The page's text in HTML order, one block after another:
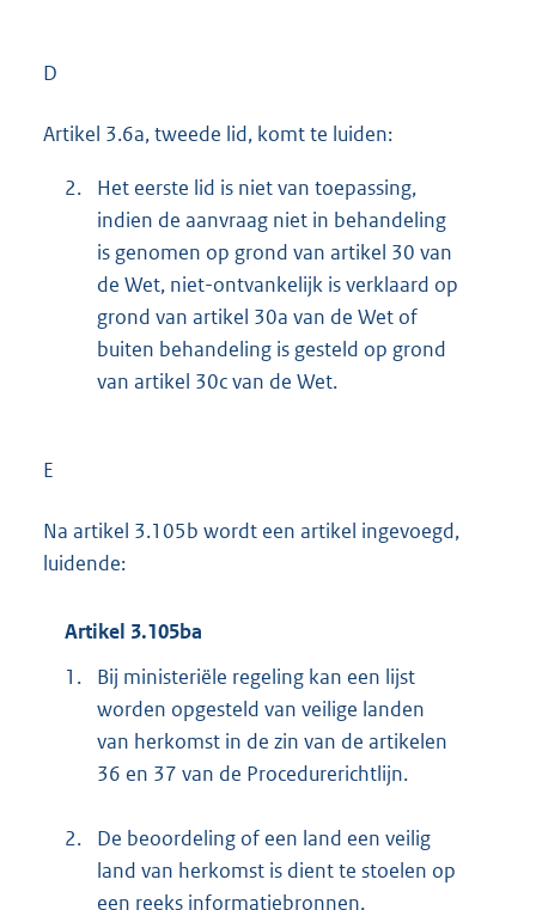
D
Artikel 3.6a, tweede lid, komt te luiden:
2.
Het eerste lid is niet van toepassing,
indien de aanvraag niet in behandeling
is genomen op grond van artikel 30 van
de Wet, niet-ontvankelijk is verklaard op
grond van artikel 30a van de Wet of
buiten behandeling is gesteld op grond
van artikel 30c van de Wet.
E
Na artikel 3.105b wordt een artikel ingevoegd,
luidende:
Artikel 3.105ba
1.
Bij ministeriële regeling kan een lijst
worden opgesteld van veilige landen
van herkomst in de zin van de artikelen
36 en 37 van de Procedurerichtlijn.
2.
De beoordeling of een land een veilig
land van herkomst is dient te stoelen op
een reeks informatiebronnen,